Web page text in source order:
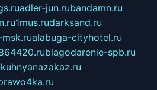
adler-jun.rubandamn.ru
1mus.rudarksand.ru
alabuga-cityhotel.ru
blagodarenie-spb.ru